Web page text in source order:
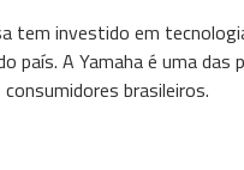
tem investido em
A Yamaha é uma
brasileiros.